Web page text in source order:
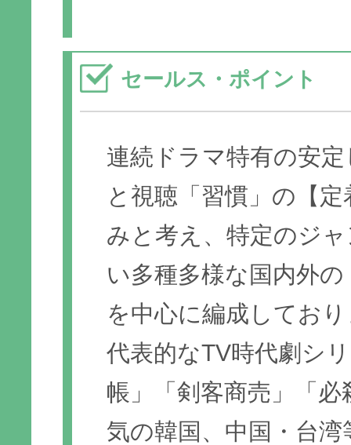
セールス・ポイント
連続ドラマ特有の安
と視聴「習慣」の【
みと考え、特定のジ
い多種多様な国内外
を中心に編成してお
代表的なTV時代劇シ
帳」「剣客商売」「
気の韓国、中国・台